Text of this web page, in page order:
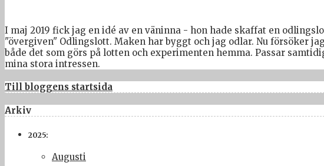
I maj 2019 fick jag en idé av en väninna - hon hade skaffat en
"övergiven" Odlingslott. Maken har byggt och jag odlar. Nu försöker
både det som görs på lotten och experimenten hemma. Passar
mina stora intressen.
Till bloggens startsida
Arkiv
2025:
Augusti